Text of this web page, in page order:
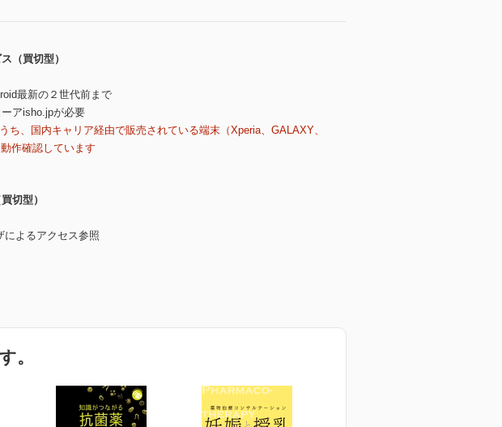
（買切型）
最新の２世代前まで
アisho.jpが必要
、国内キャリア経由で販売されている端末（Xperia、GALAXY、
作確認しています
切型）
よるアクセス参照
。